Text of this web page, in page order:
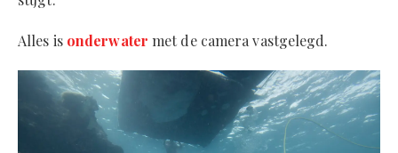
Alles is onderwater met de camera vastgelegd.